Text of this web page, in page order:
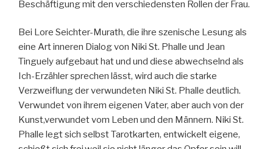
Beschäftigung mit den verschiedensten Rollen der Frau.
Bei Lore Seichter-Murath, die ihre szenische Lesung als
eine Art inneren Dialog von Niki St. Phalle und Jean
Tinguely aufgebaut hat und und diese abwechselnd als
Ich-Erzähler sprechen lässt, wird auch die starke
Verzweiflung der verwundeten Niki St. Phalle deutlich.
Verwundet von ihrem eigenen Vater, aber auch von der
Kunst,verwundet vom Leben und den Männern. Niki St.
Phalle legt sich selbst Tarotkarten, entwickelt eigene,